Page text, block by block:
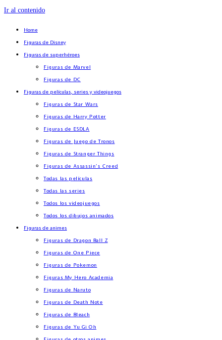
Ir al contenido
Home
Figuras de Disney
Figuras de superhéroes
Figuras de Marvel
Figuras de DC
Figuras de películas, series y videojuegos
Figuras de Star Wars
Figuras de Harry Potter
Figuras de ESDLA
Figuras de Juego de Tronos
Figuras de Stranger Things
Figuras de Assassin’s Creed
Todas las películas
Todas las series
Todos los videojuegos
Todos los dibujos animados
Figuras de animes
Figuras de Dragon Ball Z
Figuras de One Piece
Figuras de Pokemon
Figuras My Hero Academia
Figuras de Naruto
Figuras de Death Note
Figuras de Bleach
Figuras de Yu Gi Oh